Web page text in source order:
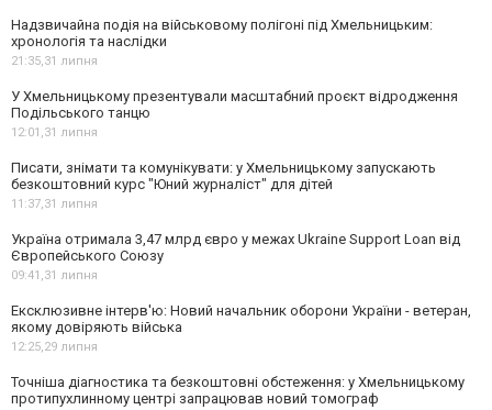
Надзвичайна подія на військовому полігоні під Хмельницьким:
хронологія та наслідки
21:35,31 липня
У Хмельницькому презентували масштабний проєкт відродження
Подільського танцю
12:01,31 липня
Писати, знімати та комунікувати: у Хмельницькому запускають
безкоштовний курс "Юний журналіст" для дітей
11:37,31 липня
Україна отримала 3,47 млрд євро у межах Ukraine Support Loan від
Європейського Союзу
09:41,31 липня
Ексклюзивне інтерв'ю: Новий начальник оборони України - ветеран,
якому довіряють війська
12:25,29 липня
Точніша діагностика та безкоштовні обстеження: у Хмельницькому
протипухлинному центрі запрацював новий томограф